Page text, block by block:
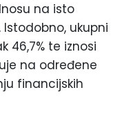
na isto
ukupni
46,7% te iznosi
na određene
financijskih